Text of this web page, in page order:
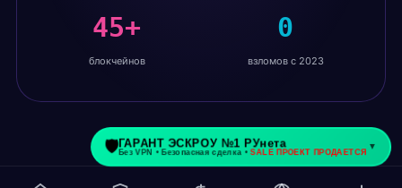
45+
блокчейнов
0
взломов с 2023